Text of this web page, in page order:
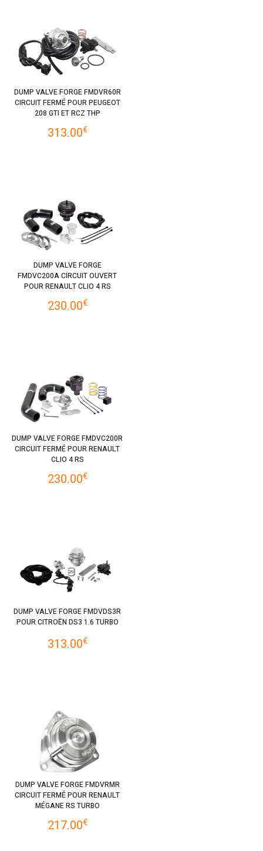
DUMP VALVE FORGE FMDVR60R
CIRCUIT FERMÉ POUR PEUGEOT
208 GTI ET RCZ THP
313.00€
DUMP VALVE FORGE
FMDVC200A CIRCUIT OUVERT
POUR RENAULT CLIO 4 RS
230.00€
DUMP VALVE FORGE FMDVC200R
CIRCUIT FERMÉ POUR RENAULT
CLIO 4 RS
230.00€
DUMP VALVE FORGE FMDVDS3R
POUR CITROËN DS3 1.6 TURBO
313.00€
DUMP VALVE FORGE FMDVRMR
CIRCUIT FERMÉ POUR RENAULT
MÉGANE RS TURBO
217.00€